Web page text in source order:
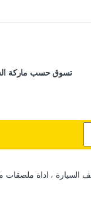
تسوق حسب ماركة
، اداة ملصقات